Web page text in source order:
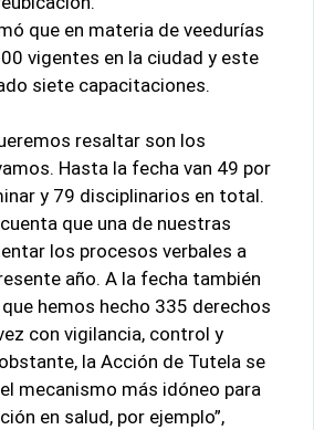
que en materia de veedurías
vigentes en la ciudad y este
siete capacitaciones.
resaltar son los
Hasta la fecha van 49 por
y 79 disciplinarios en total.
que una de nuestras
los procesos verbales a
año. A la fecha también
hemos hecho 335 derechos
con vigilancia, control y
la Acción de Tutela se
mecanismo más idóneo para
en salud, por ejemplo”,